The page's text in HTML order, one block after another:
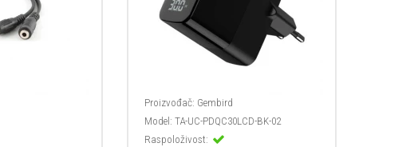
Proizvođač: Gembird
Model: TA-UC-PDQC30LCD-BK-02
Raspoloživost: